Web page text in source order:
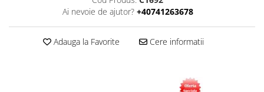
Prelungitoare
Role prelungitor
Ai nevoie de ajutor? +40741263678
Adauga la Favorite Cere informatii